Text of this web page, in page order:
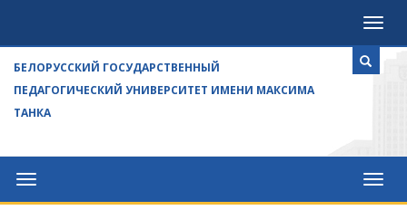
БЕЛОРУССКИЙ ГОСУДАРСТВЕННЫЙ
ПЕДАГОГИЧЕСКИЙ УНИВЕРСИТЕТ ИМЕНИ МАКСИМА
ТАНКА
Университет